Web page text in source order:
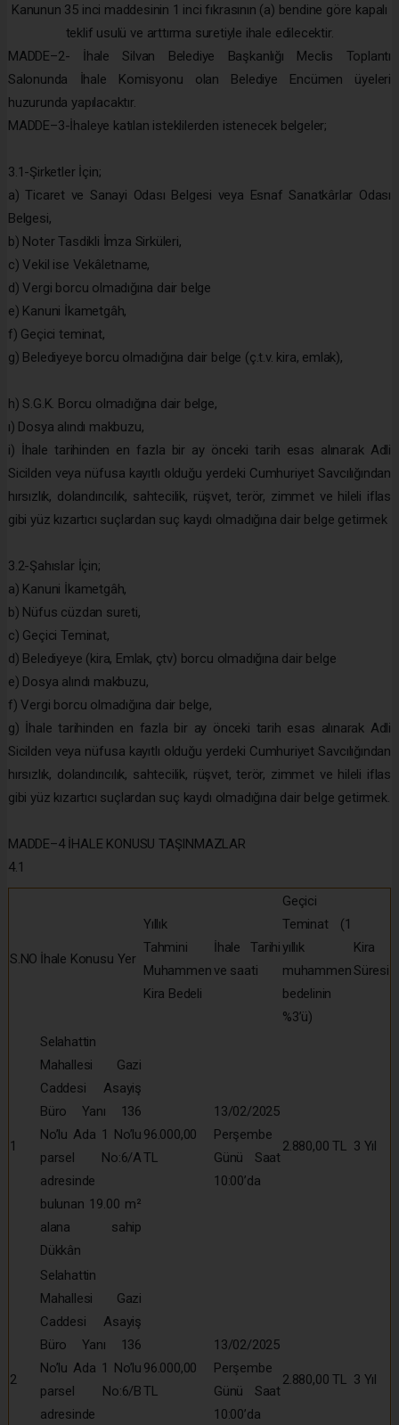
Kanunun 35 inci maddesinin 1 inci fıkrasının (a) bendine göre kapalı
teklif usulü ve arttırma suretiyle ihale edilecektir.
MADDE–2- İhale Silvan Belediye Başkanlığı Meclis Toplantı
Salonunda İhale Komisyonu olan Belediye Encümen üyeleri
huzurunda yapılacaktır.
MADDE–3-İhaleye katılan isteklilerden istenecek belgeler;
3.1-Şirketler İçin;
a) Ticaret ve Sanayi Odası Belgesi veya Esnaf Sanatkârlar Odası
Belgesi,
b) Noter Tasdikli İmza Sirküleri,
c) Vekil ise Vekâletname,
d) Vergi borcu olmadığına dair belge
e) Kanuni İkametgâh,
f) Geçici teminat,
g) Belediyeye borcu olmadığına dair belge (ç.t.v. kira, emlak),
h) S.G.K. Borcu olmadığına dair belge,
ı) Dosya alındı makbuzu,
i) İhale tarihinden en fazla bir ay önceki tarih esas alınarak Adli
Sicilden veya nüfusa kayıtlı olduğu yerdeki Cumhuriyet Savcılığından
hırsızlık, dolandırıcılık, sahtecilik, rüşvet, terör, zimmet ve hileli iflas
gibi yüz kızartıcı suçlardan suç kaydı olmadığına dair belge getirmek
3.2-Şahıslar İçin;
a) Kanuni İkametgâh,
b) Nüfus cüzdan sureti,
c) Geçici Teminat,
d) Belediyeye (kira, Emlak, çtv) borcu olmadığına dair belge
e) Dosya alındı makbuzu,
f) Vergi borcu olmadığına dair belge,
g) İhale tarihinden en fazla bir ay önceki tarih esas alınarak Adli
Sicilden veya nüfusa kayıtlı olduğu yerdeki Cumhuriyet Savcılığından
hırsızlık, dolandırıcılık, sahtecilik, rüşvet, terör, zimmet ve hileli iflas
gibi yüz kızartıcı suçlardan suç kaydı olmadığına dair belge getirmek.
MADDE–4 İHALE KONUSU TAŞINMAZLAR
4.1
S.NO İhale Konusu Yer
Yıllık
Tahmini
Muhammen
Kira Bedeli
İhale Tarihi
ve saati
Geçici
Teminat (1
yıllık
muhammen
bedelinin
%3’ü)
Kira
Süresi
1
Selahattin
Mahallesi Gazi
Caddesi Asayiş
Büro Yanı 136
No’lu Ada 1 No’lu
parsel No:6/A
adresinde
bulunan 19.00 m²
alana sahip
Dükkân
96.000,00
TL
13/02/2025
Perşembe
Günü Saat
10:00’da
2.880,00 TL 3 Yıl
2
Selahattin
Mahallesi Gazi
Caddesi Asayiş
Büro Yanı 136
No’lu Ada 1 No’lu
parsel No:6/B
adresinde
96.000,00
TL
13/02/2025
Perşembe
Günü Saat
10:00’da
2.880,00 TL 3 Yıl